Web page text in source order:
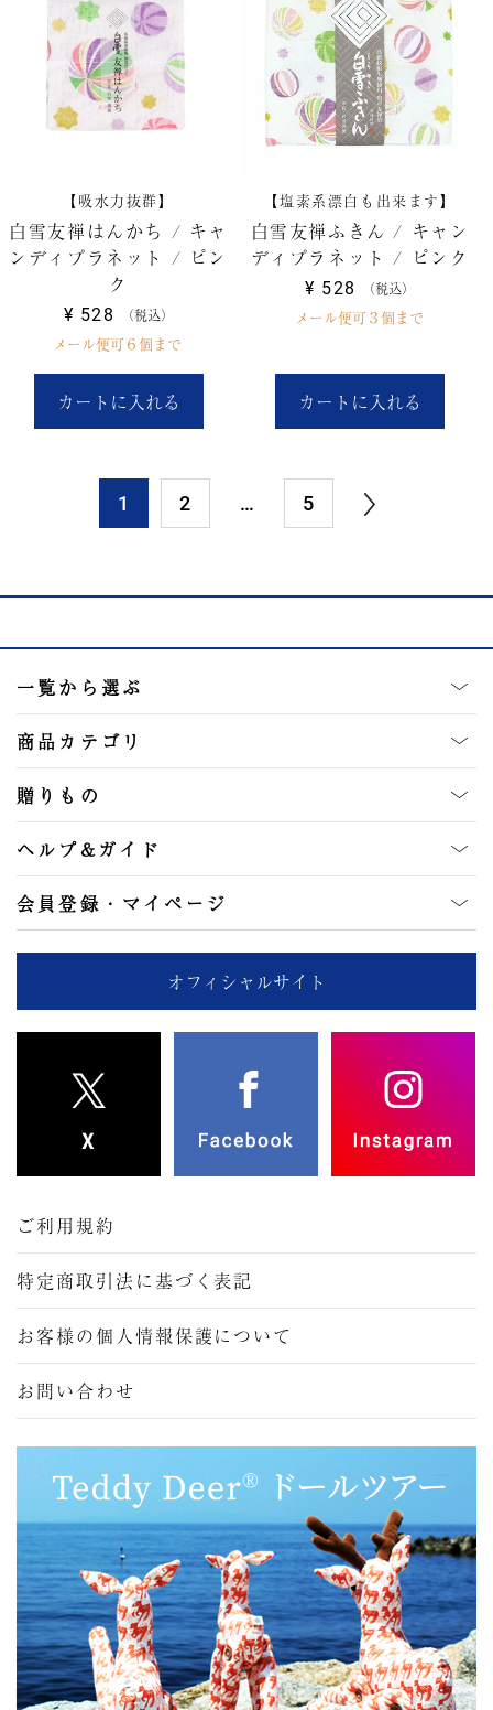
【吸水力抜群】
白雪友禅はんかち / キャ
ンディプラネット / ピン
ク
¥ 528 税込
メール便可６個まで
カートに入れる
【塩素系漂白も出来ます】
白雪友禅ふきん / キャン
ディプラネット / ピンク
¥ 528 税込
メール便可３個まで
カートに入れる
1 2 … 5
一覧から選ぶ
商品カテゴリ
贈りもの
ヘルプ&ガイド
会員登録・マイページ
オフィシャルサイト
ご利用規約
特定商取引法に基づく表記
お客様の個人情報保護について
お問い合わせ